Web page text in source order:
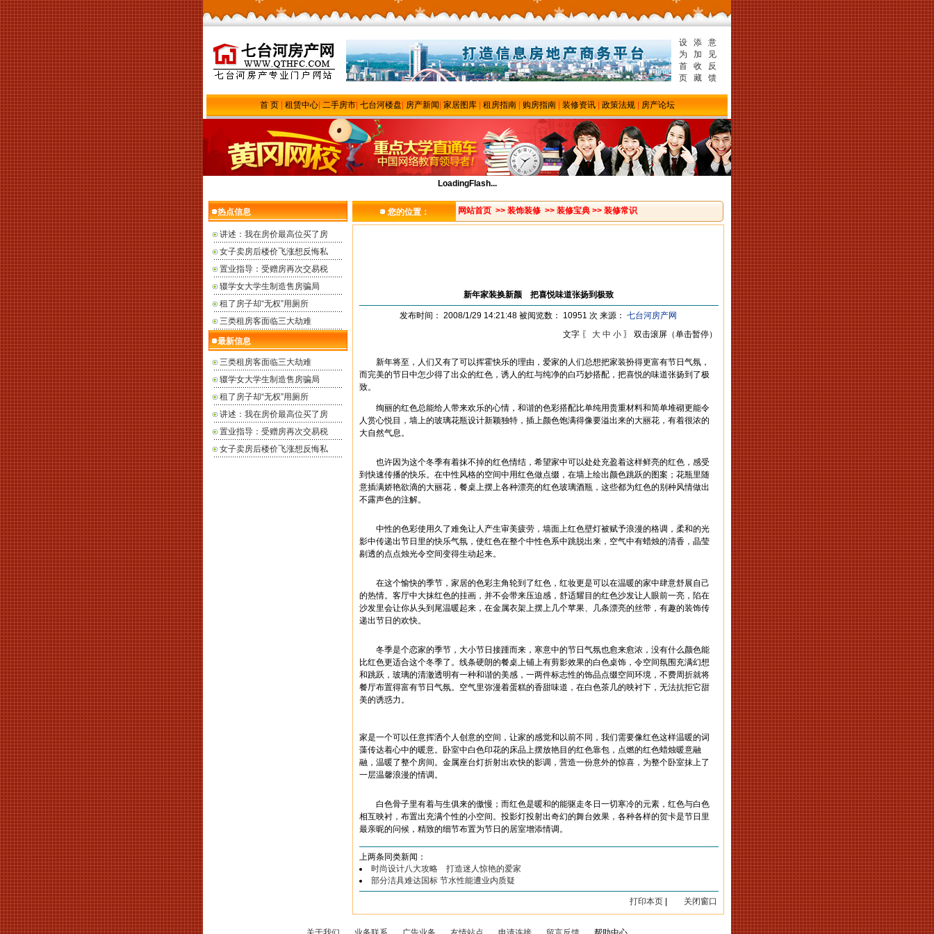
设
为
首
页
添
加
收
藏
意
见
反
馈
首 页| 租赁中心| 二手房市| 七台河楼盘 房产新闻 家居图库| 租房指南| 购房指南| 装修资讯| 政策法规| 房产论坛
LoadingFlash...
热点信息
讲述：我在房价最高位买了房
女子卖房后楼价飞涨想反悔私
置业指导：受赠房再次交易税
辍学女大学生制造售房骗局
租了房子却“无权”用厕所
三类租房客面临三大劫难
最新信息
三类租房客面临三大劫难
辍学女大学生制造售房骗局
租了房子却“无权”用厕所
讲述：我在房价最高位买了房
置业指导：受赠房再次交易税
女子卖房后楼价飞涨想反悔私
您的位置： 网站首页 >> 装饰装修 >> 装修宝典 >> 装修常识
新年家装换新颜 把喜悦味道张扬到极致
发布时间： 2008/1/29 14:21:48 被阅览数： 10951 次 来源： 七台河房产网
文字 〖 大 中 小 〗 双击滚屏（单击暂停）
新年将至，人们又有了可以挥霍快乐的理由，爱家的人们总想把家装扮得更富有节日气氛，
而完美的节日中怎少得了出众的红色，诱人的红与纯净的白巧妙搭配，把喜悦的味道张扬到了极
致。
绚丽的红色总能给人带来欢乐的心情，和谐的色彩搭配比单纯用贵重材料和简单堆砌更能令
人赏心悦目，墙上的玻璃花瓶设计新颖独特，插上颜色饱满得像要溢出来的大丽花，有着很浓的
大自然气息。
也许因为这个冬季有着抹不掉的红色情结，希望家中可以处处充盈着这样鲜亮的红色，感受
到快速传播的快乐。在中性风格的空间中用红色做点缀，在墙上绘出颜色跳跃的图案；花瓶里随
意插满娇艳欲滴的大丽花，餐桌上摆上各种漂亮的红色玻璃酒瓶，这些都为红色的别种风情做出
不露声色的注解。
中性的色彩使用久了难免让人产生审美疲劳，墙面上红色壁灯被赋予浪漫的格调，柔和的光
影中传递出节日里的快乐气氛，使红色在整个中性色系中跳脱出来，空气中有蜡烛的清香，晶莹
剔透的点点烛光令空间变得生动起来。
在这个愉快的季节，家居的色彩主角轮到了红色，红妆更是可以在温暖的家中肆意舒展自己
的热情。客厅中大抹红色的挂画，并不会带来压迫感，舒适耀目的红色沙发让人眼前一亮，陷在
沙发里会让你从头到尾温暖起来，在金属衣架上摆上几个苹果、几条漂亮的丝带，有趣的装饰传
递出节日的欢快。
冬季是个恋家的季节，大小节日接踵而来，寒意中的节日气氛也愈来愈浓，没有什么颜色能
比红色更适合这个冬季了。线条硬朗的餐桌上铺上有剪影效果的白色桌饰，令空间氛围充满幻想
和跳跃，玻璃的清澈透明有一种和谐的美感，一两件标志性的饰品点缀空间环境，不费周折就将
餐厅布置得富有节日气氛。空气里弥漫着蛋糕的香甜味道，在白色茶几的映衬下，无法抗拒它甜
美的诱惑力。
家是一个可以任意挥洒个人创意的空间，让家的感觉和以前不同，我们需要像红色这样温暖的词
藻传达着心中的暖意。卧室中白色印花的床品上摆放艳目的红色靠包，点燃的红色蜡烛暖意融
融，温暖了整个房间。金属座台灯折射出欢快的影调，营造一份意外的惊喜，为整个卧室抹上了
一层温馨浪漫的情调。
白色骨子里有着与生俱来的傲慢；而红色是暖和的能驱走冬日一切寒冷的元素，红色与白色
相互映衬，布置出充满个性的小空间。投影灯投射出奇幻的舞台效果，各种各样的贺卡是节日里
最亲昵的问候，精致的细节布置为节日的居室增添情调。
上两条同类新闻：
时尚设计八大攻略 打造迷人惊艳的爱家
部分洁具难达国标 节水性能遭业内质疑
打印本页 关闭窗口